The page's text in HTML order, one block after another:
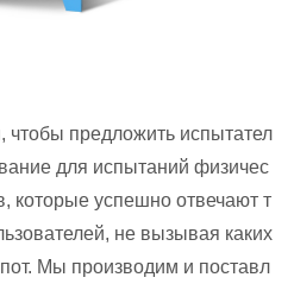
чтобы предложить испытател
для испытаний физичес
которые успешно отвечают т
не вызывая каких
Мы производим и поставл